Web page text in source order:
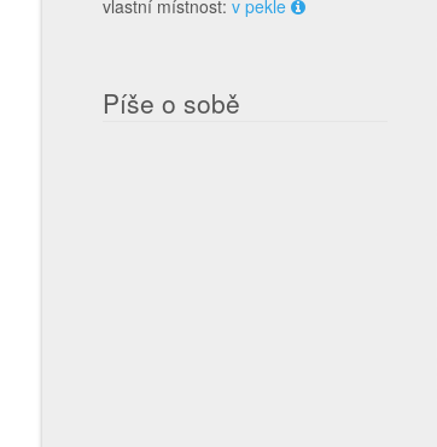
vlastní místnost: v pekle
Píše o sobě